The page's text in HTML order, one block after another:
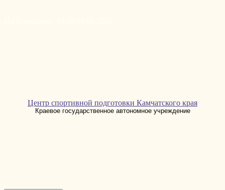
Центр спортивной подготовки Камчатского края
Краевое государственное автономное учреждение